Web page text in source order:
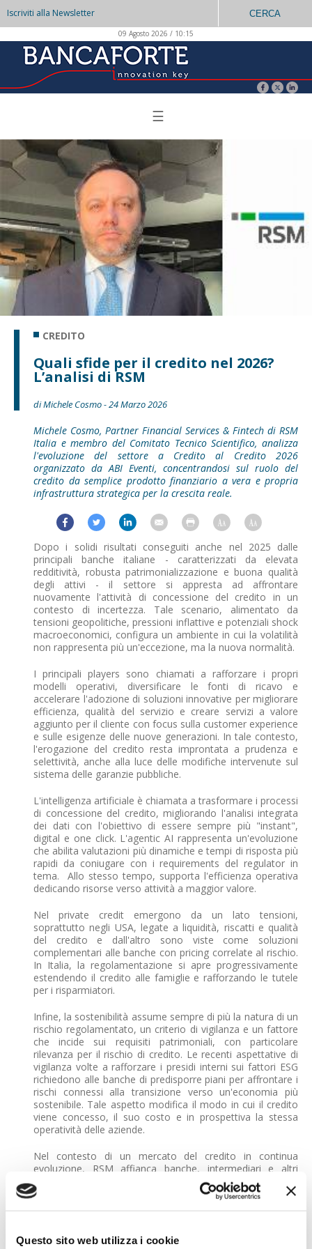
Questo sito web utilizza i cookie
Iscriviti alla Newsletter CERCA
09 Agosto 2026 / 10:15
☰
CREDITO
Quali sfide per il credito nel 2026?
L’analisi di RSM
di Michele Cosmo - 24 Marzo 2026
Michele Cosmo, Partner Financial Services & Fintech di RSM
Italia e membro del Comitato Tecnico Scientifico, analizza
l'evoluzione del settore a Credito al Credito 2026
organizzato da ABI Eventi, concentrandosi sul ruolo del
credito da semplice prodotto finanziario a vera e propria
infrastruttura strategica per la crescita reale.
Dopo i solidi risultati conseguiti anche nel 2025 dalle
principali banche italiane - caratterizzati da elevata
redditività, robusta patrimonializzazione e buona qualità
degli attivi - il settore si appresta ad affrontare
nuovamente l'attività di concessione del credito in un
contesto di incertezza. Tale scenario, alimentato da
tensioni geopolitiche, pressioni inflattive e potenziali shock
macroeconomici, configura un ambiente in cui la volatilità
non rappresenta più un'eccezione, ma la nuova normalità.
I principali players sono chiamati a rafforzare i propri
modelli operativi, diversificare le fonti di ricavo e
accelerare l'adozione di soluzioni innovative per migliorare
efficienza, qualità del servizio e creare servizi a valore
aggiunto per il cliente con focus sulla customer experience
e sulle esigenze delle nuove generazioni. In tale contesto,
l'erogazione del credito resta improntata a prudenza e
selettività, anche alla luce delle modifiche intervenute sul
sistema delle garanzie pubbliche.
L'intelligenza artificiale è chiamata a trasformare i processi
di concessione del credito, migliorando l'analisi integrata
dei dati con l'obiettivo di essere sempre più "instant",
digital e one click. L'agentic AI rappresenta un'evoluzione
che abilita valutazioni più dinamiche e tempi di risposta più
rapidi da coniugare con i requirements del regulator in
tema. Allo stesso tempo, supporta l'efficienza operativa
dedicando risorse verso attività a maggior valore.
Nel private credit emergono da un lato tensioni,
soprattutto negli USA, legate a liquidità, riscatti e qualità
del credito e dall'altro sono viste come soluzioni
complementari alle banche con pricing correlate al rischio.
In Italia, la regolamentazione si apre progressivamente
estendendo il credito alle famiglie e rafforzando le tutele
per i risparmiatori.
Infine, la sostenibilità assume sempre di più la natura di un
rischio regolamentato, un criterio di vigilanza e un fattore
che incide sui requisiti patrimoniali, con particolare
rilevanza per il rischio di credito. Le recenti aspettative di
vigilanza volte a rafforzare i presidi interni sui fattori ESG
richiedono alle banche di predisporre piani per affrontare i
rischi connessi alla transizione verso un'economia più
sostenibile. Tale aspetto modifica il modo in cui il credito
viene concesso, il suo costo e in prospettiva la stessa
operatività delle aziende.
Nel contesto di un mercato del credito in continua
evoluzione, RSM affianca banche, intermediari e altri
operatori con servizi di consulenza e revisione di elevata
qualità e valore aggiunto con una presenza internazionale
vita del prodotto, supportandoli nelle varie fasi (quali ad